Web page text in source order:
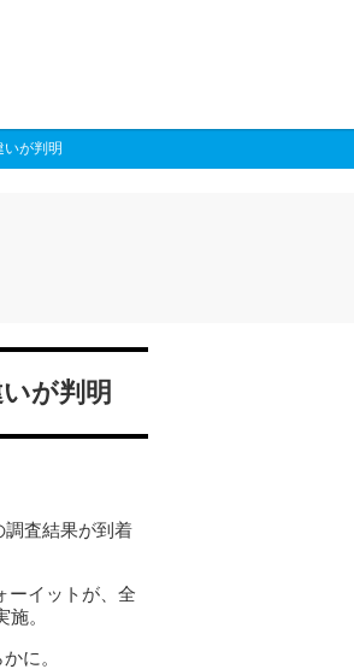
いが判明
が判明
調査結果が到着
ーイットが、全
。
に。